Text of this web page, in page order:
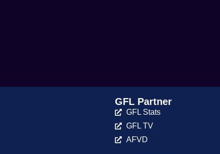
GFL Partner
GFL Stats
GFL TV
AFVD